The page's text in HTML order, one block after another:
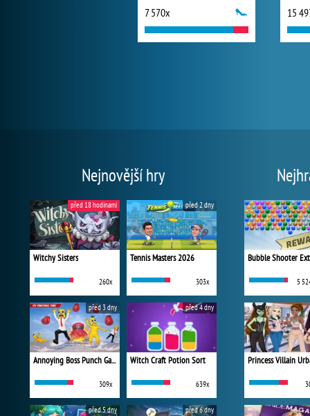
7 570x 15
Nejnovější hry
Witchy Sisters
260x
před 18 hodinami
Tennis Masters 2026
303x
před 2 dny
Annoying Boss Punch Game
309x
před 3 dny
Witch Craft Potion Sort
639x
před 4 dny
před 5 dny před 6 dny
Bubble Shooter
5